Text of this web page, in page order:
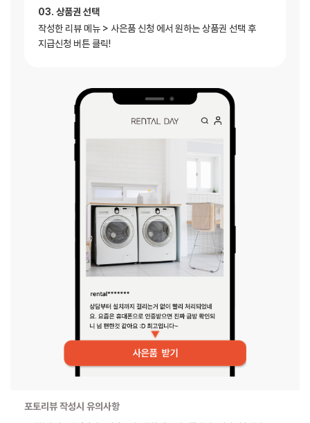
03. 상품권 선택
작성한 리뷰 메뉴 > 사은품 신청 에서 원하는 상품권 선택 후
지급신청 버튼 클릭!
포토리뷰 작성시 유의사항